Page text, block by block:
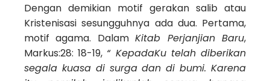
Dengan demikian motif gerakan salib atau
Kristenisasi sesungguhnya ada dua. Pertama,
motif agama. DalamKitab Perjanjian Baru,
Markus:28: 18-19, “ KepadaKu telah diberikan
segala kuasa di surga dan di bumi. Karena